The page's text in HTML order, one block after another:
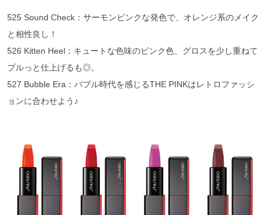
525 Sound Check：サーモンピンクな発色で、オレンジ系のメイク
と相性良し！
526 Kitten Heel：キュートな色味のピンク色、グロスを少し重ねて
プルっと仕上げるも◎。
527 Bubble Era：バブル時代を感じるTHE PINKはレトロファッシ
ョンに合わせよう♪